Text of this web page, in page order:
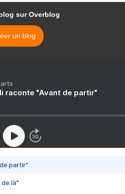
sur Overblog
un blog
raconte "Avant de partir"
partir"
de là"